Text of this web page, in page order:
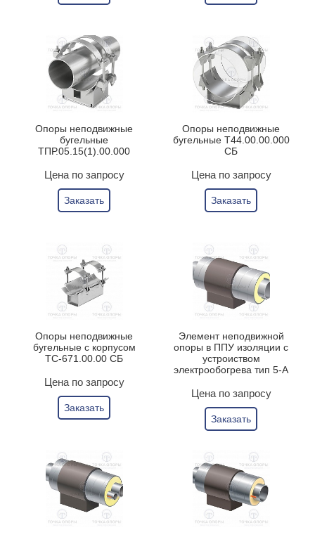
Опоры неподвижные
бугельные
ТПР.05.15(1).00.000
Цена по запросу
Заказать
Опоры неподвижные
бугельные Т44.00.00.000
СБ
Цена по запросу
Заказать
Опоры неподвижные
бугельные с корпусом
ТС-671.00.00 СБ
Цена по запросу
Заказать
Элемент неподвижной
опоры в ППУ изоляции с
устроиством
электрообогрева тип 5-А
Цена по запросу
Заказать